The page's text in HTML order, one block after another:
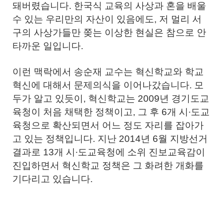
돼버렸습니다. 한국식 교육의 사상과 혼을 배울
수 있는 우리만의 자산이 있음에도, 저 멀리 서
구의 사상가들만 쫒는 이상한 현실은 참으로 안
타까운 일입니다.
이런 맥락에서 송순재 교수는 혁신학교와 학교
혁신에 대해서 문제의식을 이어나갔습니다. 모
두가 알고 있듯이, 혁신학교는 2009년 경기도교
육청이 처음 채택한 정책이고, 그 후 6개 시∙도교
육청으로 확산되면서 어느 정도 자리를 잡아가
고 있는 정책입니다. 지난 2014년 6월 지방선거
결과로 13개 시∙도교육청에 소위 진보교육감이
진입하면서 혁신학교 정책은 그 화려한 개화를
기다리고 있습니다.